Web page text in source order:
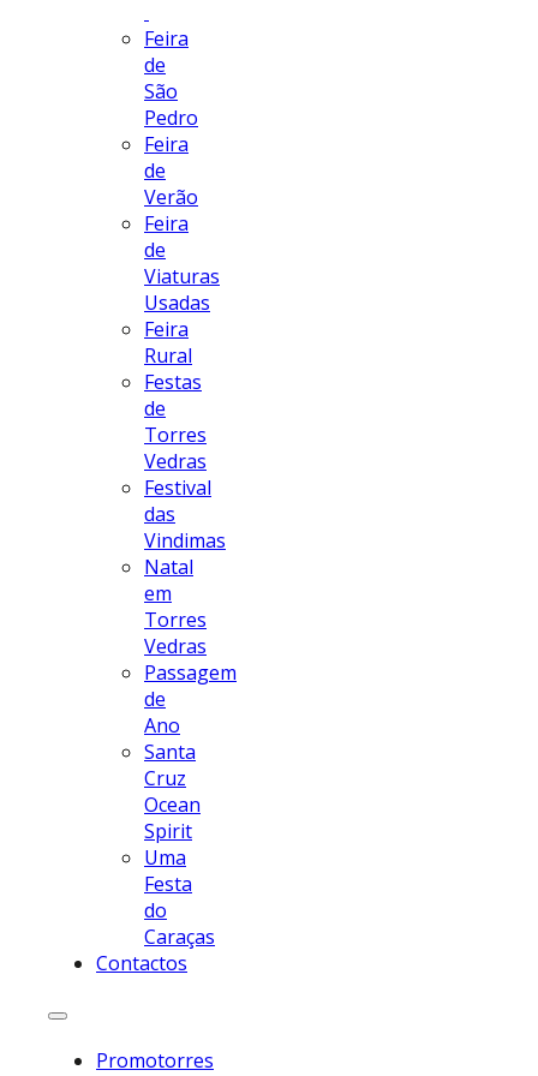
Feira
de
São
Pedro
Feira
de
Verão
Feira
de
Viaturas
Usadas
Feira
Rural
Festas
de
Torres
Vedras
Festival
das
Vindimas
Natal
em
Torres
Vedras
Passagem
de
Ano
Santa
Cruz
Ocean
Spirit
Uma
Festa
do
Caraças
Contactos
Promotorres